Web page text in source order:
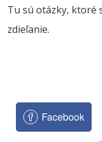
Tu sú otázky, ktoré
zdieľanie.
Facebook